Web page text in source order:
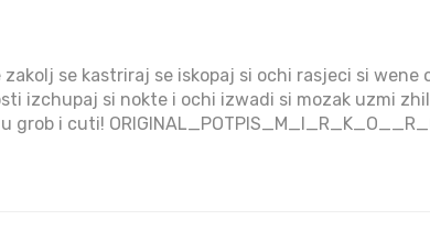
se kastriraj se iskopaj si ochi rasjeci si wene
izchupaj si nokte i ochi izwadi si mozak uzmi
grob i cuti!